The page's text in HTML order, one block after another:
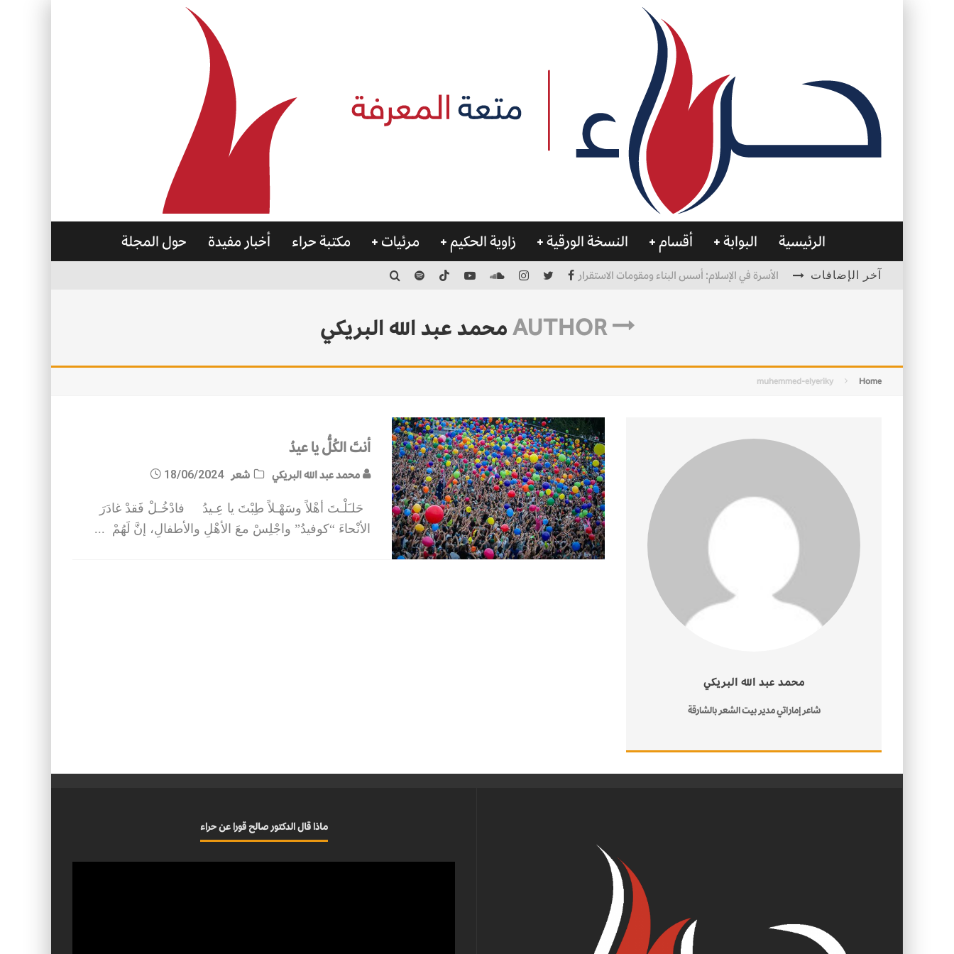
الرئيسية البوابة أقسام النسخة الورقية زاوية الحكيم مرئيات مكتبة حراء أخبار مفيدة حول المجلة
آخر الإضافات الأسرة في الإسلام: أسس البناء ومقومات الاستقرار
AUTHOR محمد عبد الله البريكي
Home
muhemmed-elyeriky
محمد عبد الله البريكي
شاعر إماراتي مدير بيت الشعر بالشارقة
أنتَ الكُلُّ يا عيدُ
محمد عبد الله البريكي شعر 18/06/2024
حَلـَلْـتَ أهْلاً وسَهْـلاً طِبْتَ يا عِـيدُ فادْخُـلْ فَقدْ غادَرَ
الأنْحاءَ “كوفيدُ” واجْلِسْ معَ الأهْلِ والأطفالِ، إنَّ لَهُمْ ...
ماذا قال الدكتور صالح قورا عن حراء